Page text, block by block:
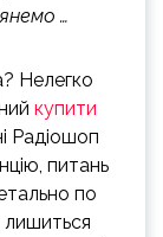
…
Нелегко
купити
Радіошоп
питань
по